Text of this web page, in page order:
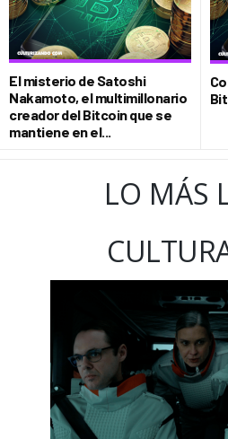
El misterio de Satoshi
Nakamoto, el multimillonario
creador del Bitcoin que se
mantiene en el...
LO MÁS